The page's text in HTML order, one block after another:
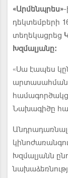
«Արմենպրես»
դեկտեմբերի
տեղեկացրեց
Խզմալյանը:
«Սա էապես
Նախագիծը
Խզմալյանն